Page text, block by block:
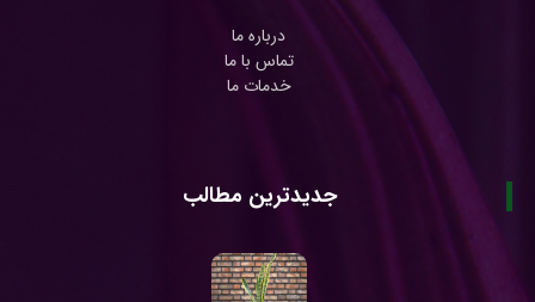
درباره ما
تماس با ما
خدمات ما
جدیدترین مطالب